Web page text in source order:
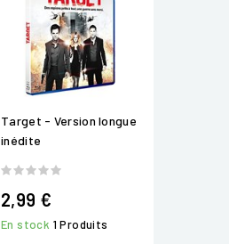
Target - Version longue
inédite
2,99 €
En stock 1 Produits